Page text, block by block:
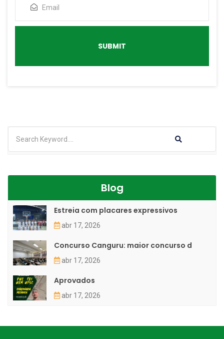
Blog
Estreia com placares expressivos
abr 17, 2026
Concurso Canguru: maior concurso d
abr 17, 2026
Aprovados
abr 17, 2026